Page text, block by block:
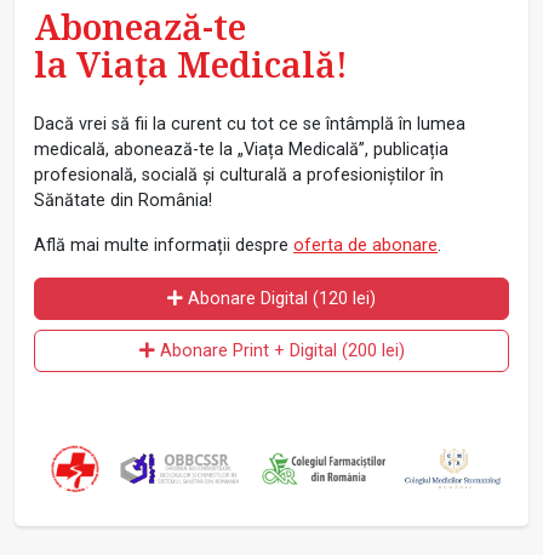
Abonează-te
la Viața Medicală!
Dacă vrei să fii la curent cu tot ce se întâmplă în lumea
medicală, abonează-te la „Viața Medicală”, publicația
profesională, socială și culturală a profesioniștilor în
Sănătate din România!
Află mai multe informații despre oferta de abonare.
Abonare Digital (120 lei)
Abonare Print + Digital (200 lei)